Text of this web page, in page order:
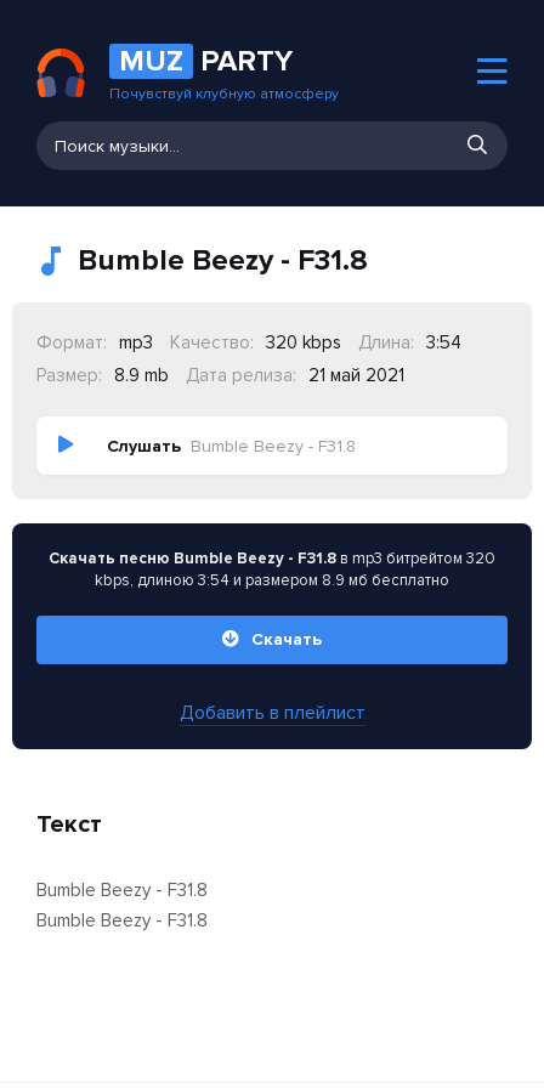
MUZ PARTY
Почувствуй клубную атмосферу
Bumble Beezy - F31.8
Формат: mp3 Качество: 320 kbps Длина:
3:54
Размер:
8.9 mb Дата релиза: 21 май 2021
Слушать Bumble Beezy - F31.8
Скачать песню Bumble Beezy - F31.8 в mp3 битрейтом 320
kbps, длиною 3:54 и размером 8.9 мб бесплатно
Скачать
Добавить в плейлист
Текст
Bumble Beezy - F31.8
Bumble Beezy - F31.8